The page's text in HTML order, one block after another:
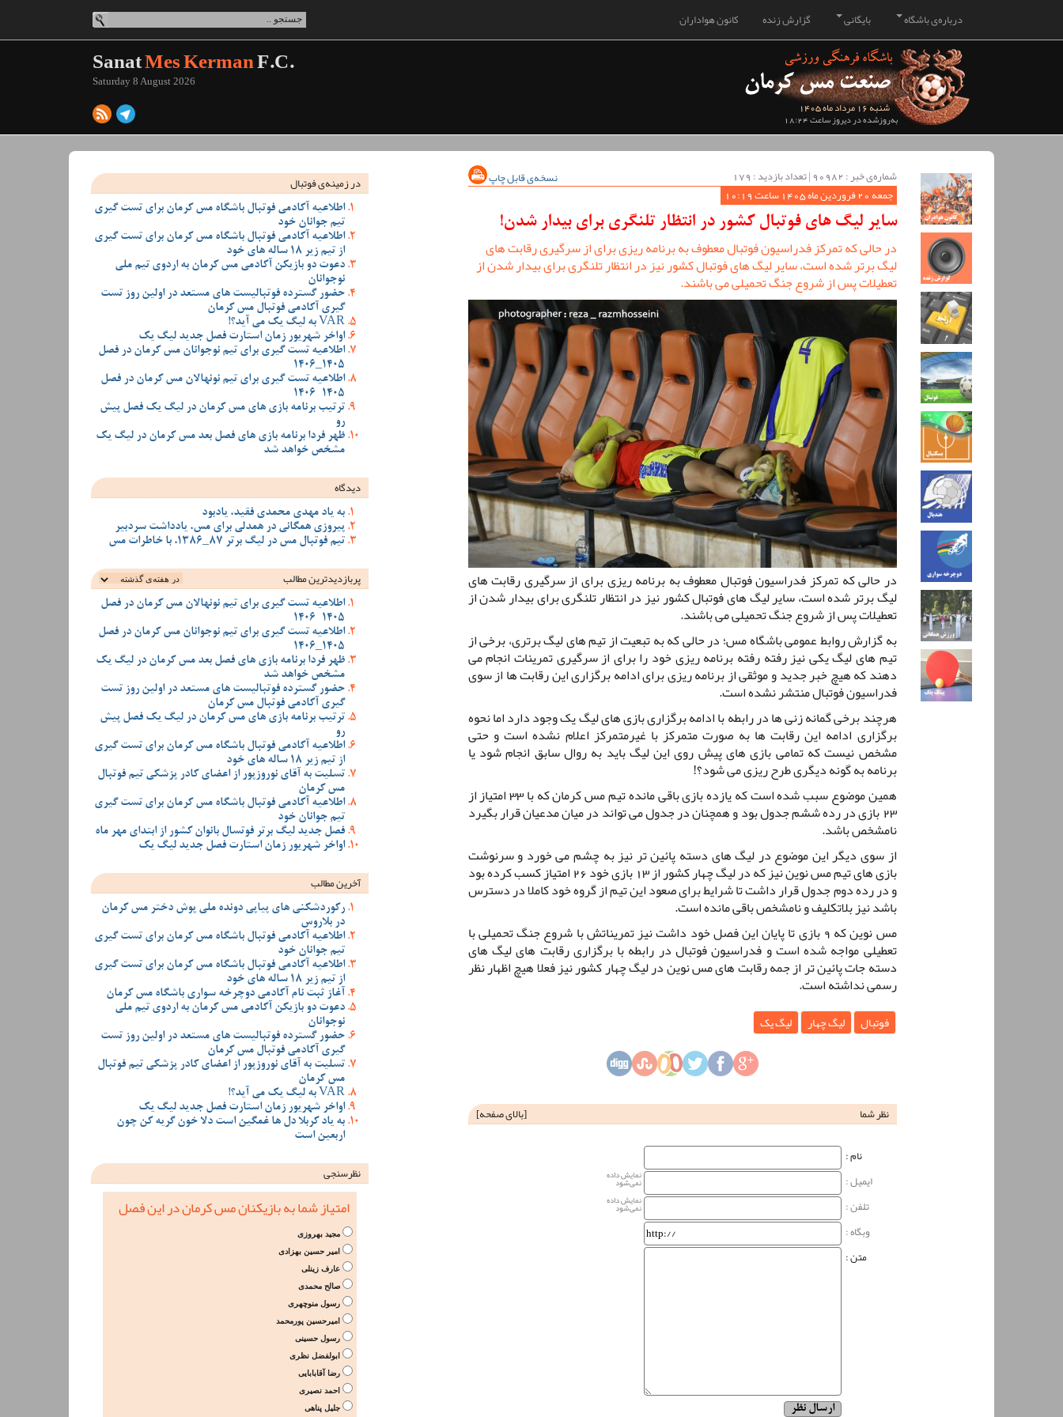
کانون هواداران گزارش زنده بایگانی درباره‌ی باشگاه
شنبه 16 مرداد ماه 1405
به‌روزشده در دیروز ساعت 18:24
SanatMes KermanF.C.
Saturday 8 August 2026
شماره‌ی خبر : ‌90982 | تعداد بازدید : 179
نسخه‌ی قابل چاپ
جمعه 20 فروردین ماه 1405 ساعت 10:19
سایر لیگ های فوتبال کشور در انتظار تلنگری برای بیدار شدن!
در حالی که تمرکز فدراسیون فوتبال معطوف به برنامه ریزی برای از سرگیری رقابت های
لیگ برتر شده است، سایر لیگ های فوتبال کشور نیز در انتظار تلنگری برای بیدار شدن از
تعطیلات پس از شروع جنگ تحمیلی می باشند.
در حالی که تمرکز فدراسیون فوتبال معطوف به برنامه ریزی برای از سرگیری رقابت های
لیگ برتر شده است، سایر لیگ های فوتبال کشور نیز در انتظار تلنگری برای بیدار شدن از
تعطیلات پس از شروع جنگ تحمیلی می باشند.
به گزارش روابط عمومی باشگاه مس؛ در حالی که به تبعیت از تیم های لیگ برتری، برخی از
تیم های لیگ یکی نیز رفته رفته برنامه ریزی خود را برای از سرگیری تمرینات انجام می
دهند که هیچ خبر جدید و موثقی از برنامه ریزی برای ادامه برگزاری این رقابت ها از سوی
فدراسیون فوتبال منتشر نشده است.
هرچند برخی گمانه زنی ها در رابطه با ادامه برگزاری بازی های لیگ یک وجود دارد اما نحوه
برگزاری ادامه این رقابت ها به صورت متمرکز با غیرمتمرکز اعلام نشده است و حتی
مشخص نیست که تمامی بازی های پیش روی این لیگ باید به روال سابق انجام شود یا
برنامه به گونه دیگری طرح ریزی می شود؟!
همین موضوع سبب شده است که یازده بازی باقی مانده تیم مس کرمان که با 33 امتیاز از
23 بازی در رده ششم جدول بود و همچنان در جدول می تواند در میان مدعیان قرار بگیرد
نامشخص باشد.
از سوی دیگر این موضوع در لیگ های دسته پائین تر نیز به چشم می خورد و سرنوشت
بازی های تیم مس نوین نیز که در لیگ چهار کشور از 13 بازی خود 26 امتیاز کسب کرده بود
و در رده دوم جدول قرار داشت تا شرایط برای صعود این تیم از گروه خود کاملا در دسترس
باشد نیز بلاتکلیف و نامشخص باقی مانده است.
مس نوین که 9 بازی تا پایان این فصل خود داشت نیز تمریناتش با شروع جنگ تحمیلی با
تعطیلی مواجه شده است و فدراسیون فوتبال در رابطه با برگزاری رقابت های لیگ های
دسته جات پائین تر از جمه رقابت های مس نوین در لیگ چهار کشور نیز فعلا هیچ اظهار نظر
رسمی نداشته است.
فوتبال لیگ چهار لیگ یک
نظر شما [بالای صفحه]
نام‌ :
ایمیل :
نمایش داده
نمی‌شود
تلفن : نمایش داده
نمی‌شود
وبگاه‌ :
متن :
در زمینه‌ی فوتبال
اطلاعیه آکادمی فوتبال باشگاه مس کرمان برای تست گیری
تیم جوانان خود
اطلاعیه آکادمی فوتبال باشگاه مس کرمان برای تست گیری
از تیم زیر 18 ساله های خود
دعوت دو بازیکن آکادمی مس کرمان به اردوی تیم ملی
نوجوانان
حضور گسترده فوتبالیست های مستعد در اولین روز تست
گیری آکادمی فوتبال مس کرمان
VAR به لیگ یک می آید؟!
اواخر شهریور زمان استارت فصل جدید لیگ یک
اطلاعیه تست گیری برای تیم نوجوانان مس کرمان در فصل
1405_1406
اطلاعیه تست گیری برای تیم نونهالان مس کرمان در فصل
1405-1406
ترتیب برنامه بازی های مس کرمان در لیگ یک فصل پیش
رو
ظهر فردا برنامه بازی های فصل بعد مس کرمان در لیگ یک
مشخص خواهد شد
دیدگاه
به یاد مهدی محمدی فقید، یادبود
پیروزی همگانی در همدلی برای مس، یادداشت سردبیر
تیم فوتبال مس در لیگ برتر 87_1386، با خاطرات مس
پربازدیدترین‌ مطالب
اطلاعیه تست گیری برای تیم نونهالان مس کرمان در فصل
1405-1406
اطلاعیه تست گیری برای تیم نوجوانان مس کرمان در فصل
1405_1406
ظهر فردا برنامه بازی های فصل بعد مس کرمان در لیگ یک
مشخص خواهد شد
حضور گسترده فوتبالیست های مستعد در اولین روز تست
گیری آکادمی فوتبال مس کرمان
ترتیب برنامه بازی های مس کرمان در لیگ یک فصل پیش
رو
اطلاعیه آکادمی فوتبال باشگاه مس کرمان برای تست گیری
از تیم زیر 18 ساله های خود
تسلیت به آقای نوروزپور از اعضای کادر پزشکی تیم فوتبال
مس کرمان
اطلاعیه آکادمی فوتبال باشگاه مس کرمان برای تست گیری
تیم جوانان خود
فصل جدید لیگ برتر فوتسال بانوان کشور از ابتدای مهر ماه
اواخر شهریور زمان استارت فصل جدید لیگ یک
آخرین مطالب
رکوردشکنی های پیاپی دونده ملی پوش دختر مس کرمان
در بلاروس
اطلاعیه آکادمی فوتبال باشگاه مس کرمان برای تست گیری
تیم جوانان خود
اطلاعیه آکادمی فوتبال باشگاه مس کرمان برای تست گیری
از تیم زیر 18 ساله های خود
آغاز ثبت نام آکادمی دوچرخه سواری باشگاه مس کرمان
دعوت دو بازیکن آکادمی مس کرمان به اردوی تیم ملی
نوجوانان
حضور گسترده فوتبالیست های مستعد در اولین روز تست
گیری آکادمی فوتبال مس کرمان
تسلیت به آقای نوروزپور از اعضای کادر پزشکی تیم فوتبال
مس کرمان
VAR به لیگ یک می آید؟!
اواخر شهریور زمان استارت فصل جدید لیگ یک
به یاد کربلا دل ها غمگین است دلا خون گریه کن چون
اربعین است
نظرسنجی
امتیاز شما به بازیکنان مس کرمان در این فصل
مجید بهروزی
امیر حسین بهزادی
عارف زینلی
صالح محمدی
رسول منوچهری
امیرحسین پورمحمد
رسول حسینی
ابولفضل نظری
رضا آقابابایی
احمد نصیری
جلیل پناهی